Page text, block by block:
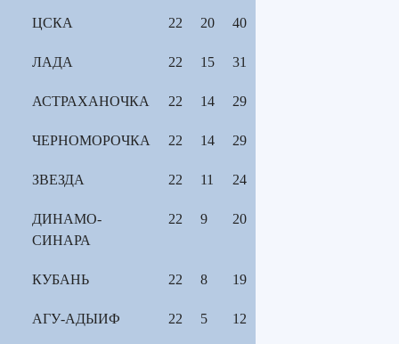
ЦСКА 22 20 40
ЛАДА 22 15 31
АСТРАХАНОЧКА 22 14 29
ЧЕРНОМОРОЧКА 22 14 29
ЗВЕЗДА 22 11 24
ДИНАМО-
СИНАРА
22 9 20
КУБАНЬ 22 8 19
АГУ-АДЫИФ 22 5 12